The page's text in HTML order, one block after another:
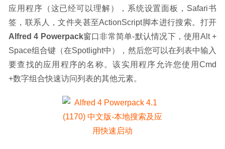
应用程序（这已经可以理解），系统设置面板，Safari书
签，联系人，文件夹甚至ActionScript脚本进行搜索。打开
Alfred 4 Powerpack窗口非常简单-默认情况下，使用Alt +
Space组合键（在Spotlight中），然后您可以在列表中输入
要查找的应用程序的名称。该实用程序允许您使用Cmd
+数字组合快速访问列表的其他元素。